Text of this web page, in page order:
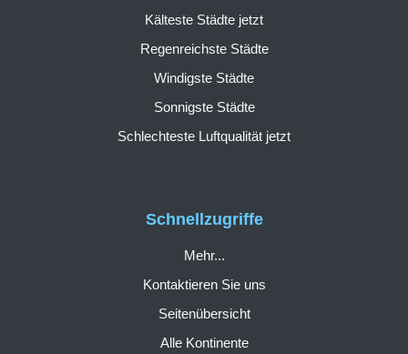
Schnellzugriffe
Mehr...
Kontaktieren Sie uns
Seitenübersicht
Alle Kontinente
Kälteste Städte jetzt
Regenreichste Städte
Windigste Städte
Sonnigste Städte
Schlechteste Luftqualität jetzt